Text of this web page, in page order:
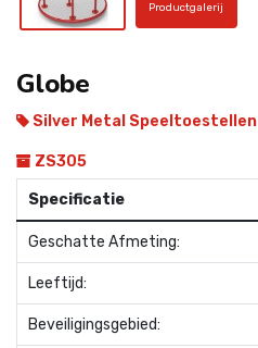
Productgalerij
Globe
Silver Metal Speeltoestellen
ZS305
Specificatie
Geschatte Afmeting:
Leeftijd:
Beveiligingsgebied: